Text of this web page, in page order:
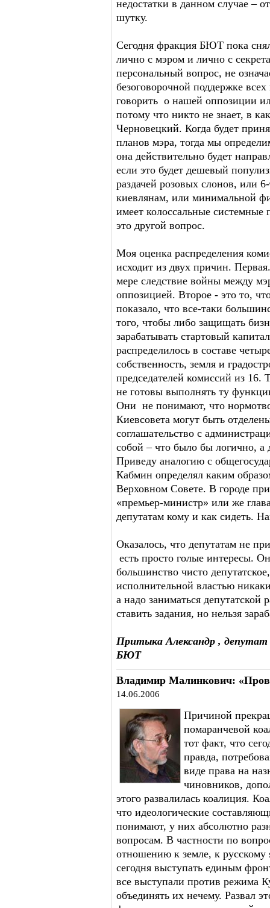
недостатки в данном случае –
шутку.
Сегодня фракция БЮТ пока
лично с мэром и лично с
персональный вопрос, не
безоговорочной поддержке
говорить о нашей оппозиции
потому что никто не знает, в
Черновецкий. Когда будет
планов мэра, тогда мы
она действительно будет
если это будет дешевый
раздачей розовых слонов, или
киевлянам, или минимальной
имеет колоссальные
это другой вопрос.
Моя оценка распределения
исходит из двух причин.
мере следствие войны между
оппозицией. Второе - это то,
показало, что все-таки
того, чтобы либо защищать
зарабатывать стартовый
распределилось в составе
собственность, земля и
председателей комиссий из 16.
не готовы выполнять ту
Они не понимают, что
Киевсовета могут быть
соглашательство с
собой – что было бы логично, а
Приведу аналогию с
Кабмин определял каким
Верховном Совете. В городе
«премьер-министр» или же
депутатам кому и как сидеть.
Оказалось, что депутатам не
есть просто голые интересы.
большинство чисто
исполнительной властью
а надо заниматься депутатской
ставить задания, но нельзя
Притыка Александр , депутат
БЮТ
Владимир Малинкович:
14.06.2006
Причиной
помаранчевой
тот факт, что
правда,
виде права на
чиновников,
этого развалилась коалиция.
что идеологические
понимают, у них абсолютно
вопросам. В частности по
отношению к земле, к русскому
сегодня выступать единым
все выступали против режима
объединять их нечему. Развал